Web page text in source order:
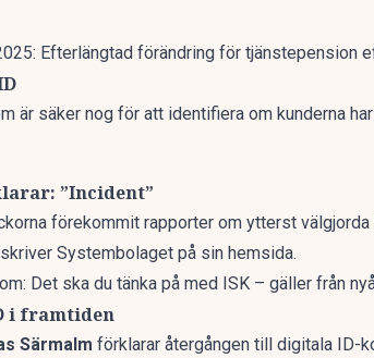
Efterlängtad förändring för tjänstepension
är säker nog för att identifiera om kunderna
”Incident”
förekommit rapporter om ytterst
Systembolaget på sin hemsida.
Det ska du tänka på med ISK – gäller från
i framtiden
Särmalm förklarar återgången till digitala ID-